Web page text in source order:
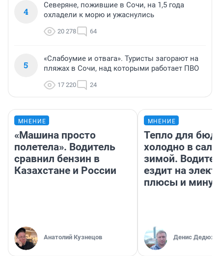
4
Северяне, пожившие в Сочи, на 1,5 года
охладели к морю и ужаснулись
20 278 64
5
«Слабоумие и отвага». Туристы загорают на
пляжах в Сочи, над которыми работает ПВО
17 220 24
МНЕНИЕ
«Машина просто
полетела». Водитель
сравнил бензин в
Казахстане и России
Анатолий Кузнецов
МНЕНИЕ
Тепло для
холодно в
зимой.
ездит на
плюсы и
Денис